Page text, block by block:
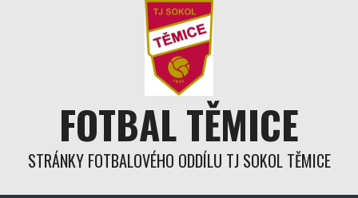
FOTBAL TĚMICE
STRÁNKY FOTBALOVÉHO ODDÍLU TJ SOKOL TĚMICE